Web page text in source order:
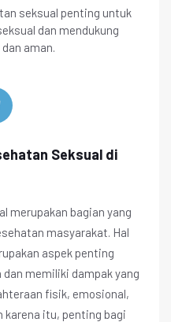
seksual penting untuk
dan mendukung
aman.
Seksual di
merupakan bagian yang
masyarakat. Hal
aspek penting
memiliki dampak yang
fisik, emosional,
karena itu, penting bagi